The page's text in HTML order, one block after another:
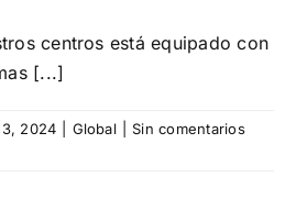
centros está equipado con
[...]
2024 Global
Sin comentarios